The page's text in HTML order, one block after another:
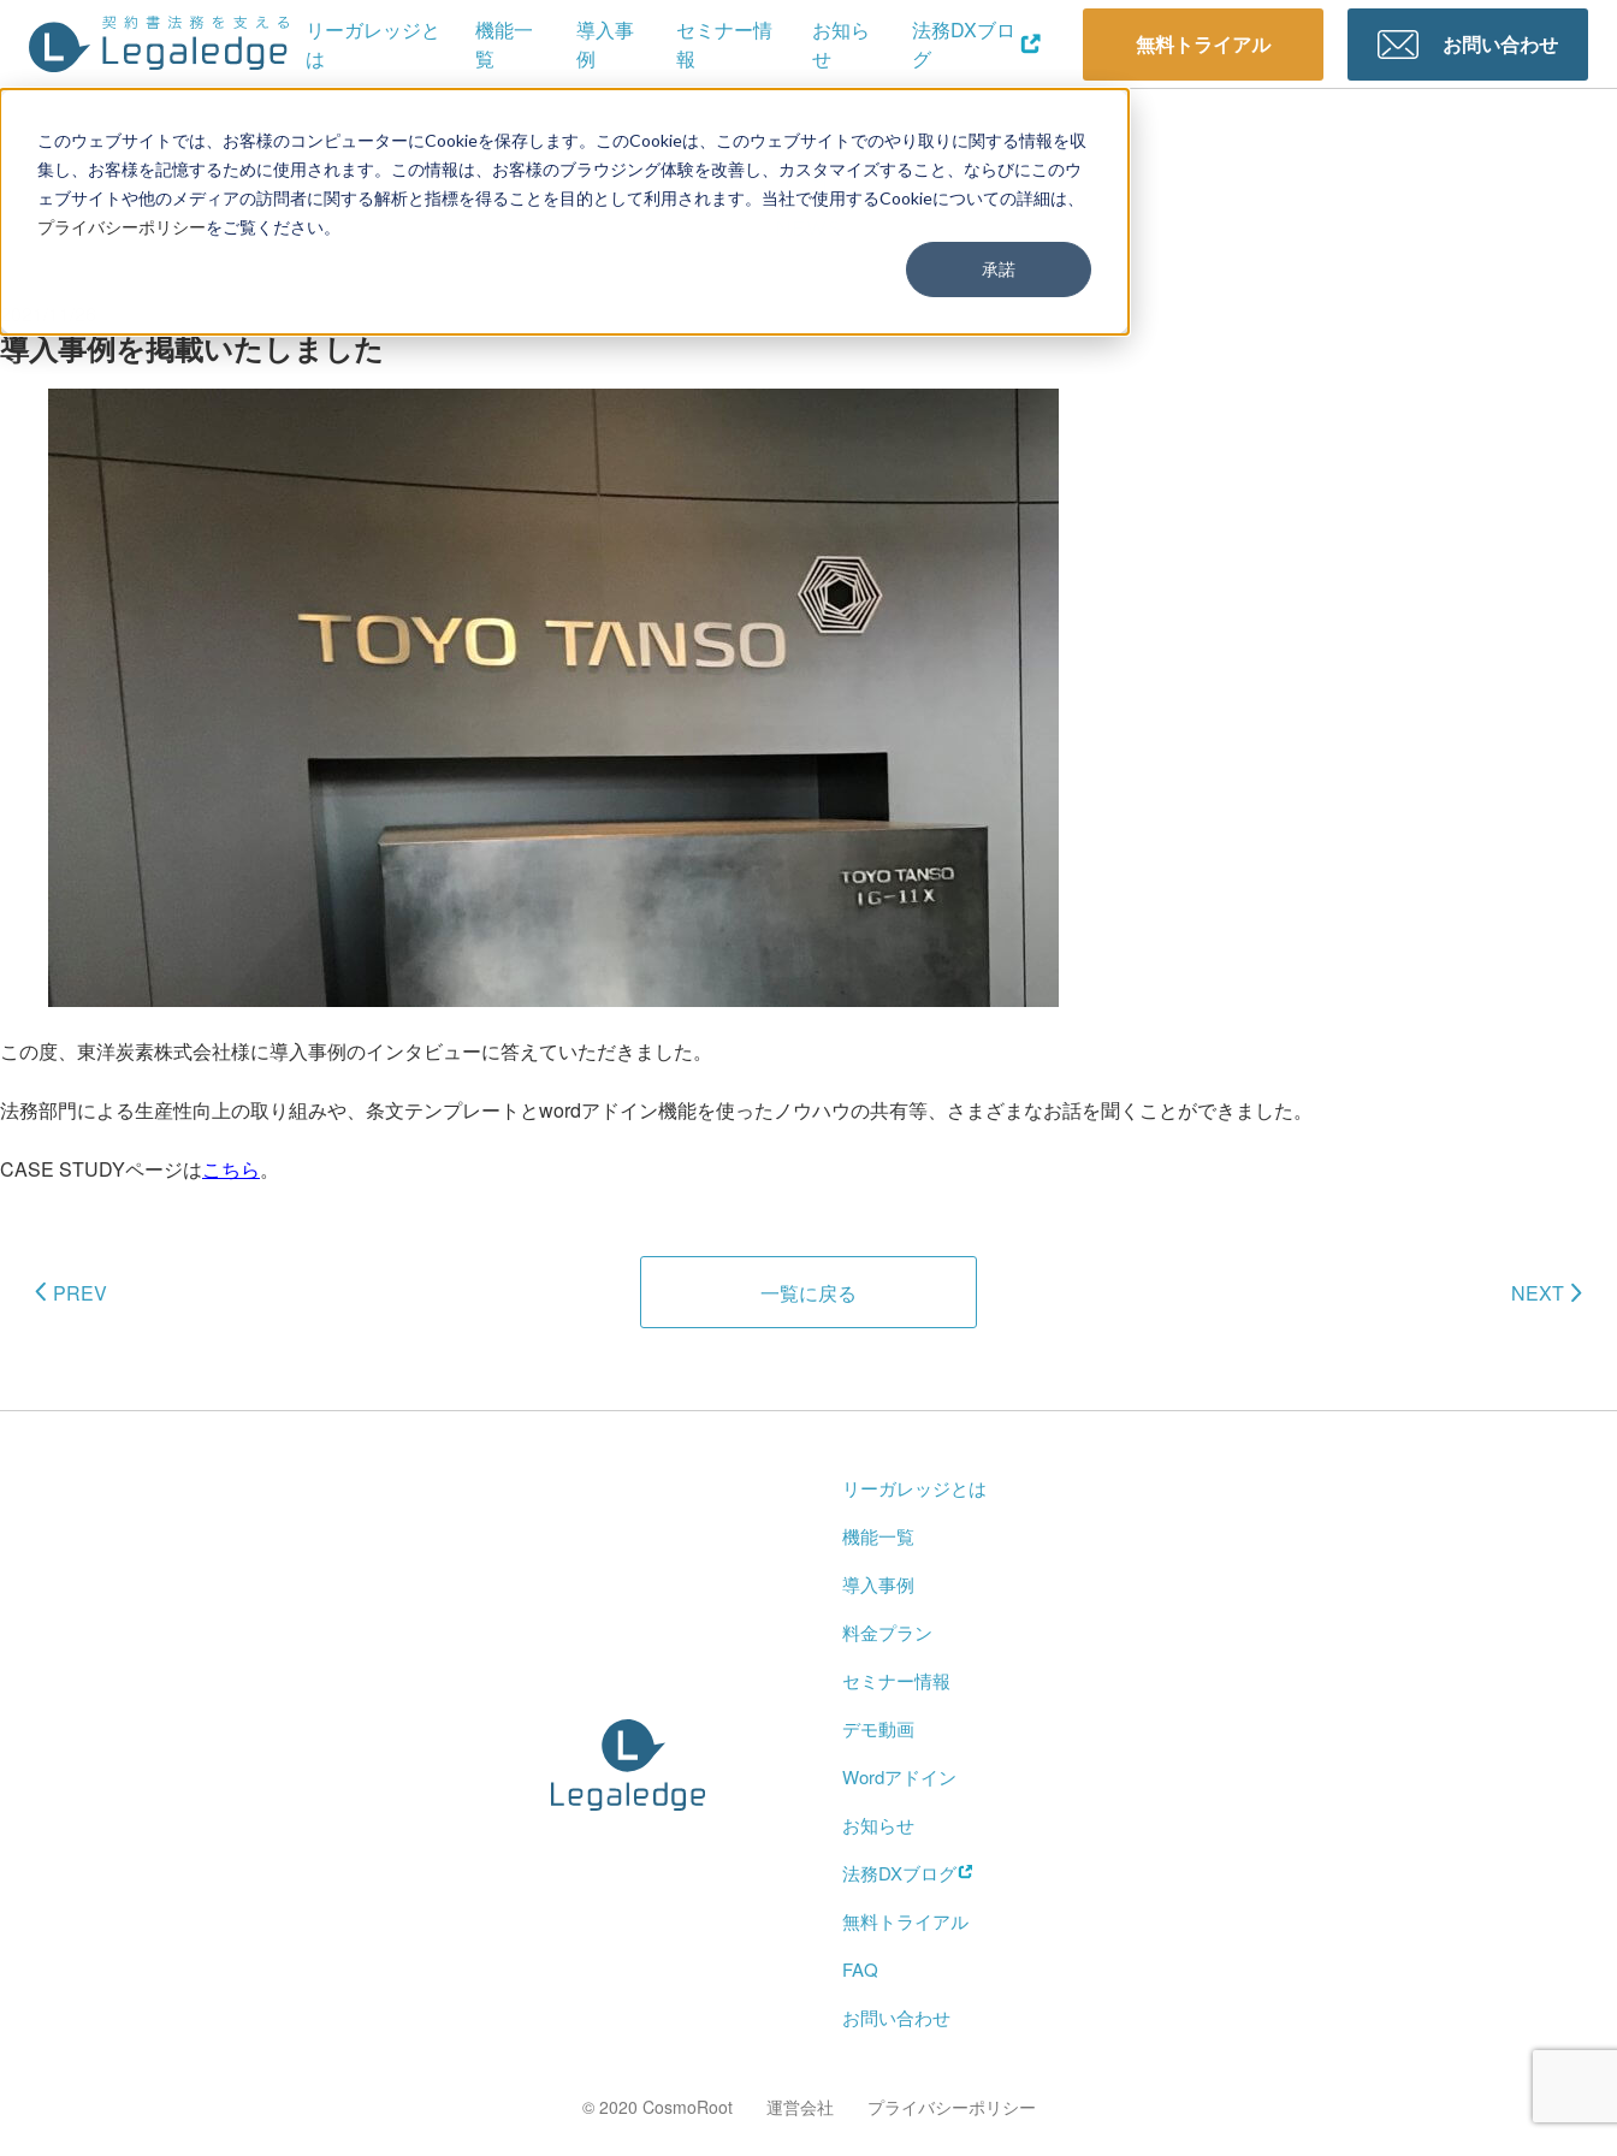
このウェブサイトでは、お客様のコンピューターにCookieを保存します。このCookieは、このウェブサイトでのやり取りに関する情報を収
集し、お客様を記憶するために使用されます。この情報は、お客様のブラウジング体験を改善し、カスタマイズすること、ならびにこのウ
ェブサイトや他のメディアの訪問者に関する解析と指標を得ることを目的として利用されます。当社で使用するCookieについての詳細は、
プライバシーポリシーをご覧ください。
承諾
リーガレッジと
は
機能一
覧
導入事
例
セミナー情
報
お知ら
せ
法務DXブロ
グ
無料トライアル お問い合わせ
導入事例を掲載いたしました
この度、東洋炭素株式会社様に導入事例のインタビューに答えていただきました。
法務部門による生産性向上の取り組みや、条文テンプレートとwordアドイン機能を使ったノウハウの共有等、さまざまなお話を聞くことができました。
CASE STUDYページはこちら。
PREV 一覧に戻る NEXT
リーガレッジとは
機能一覧
導入事例
料金プラン
セミナー情報
デモ動画
Wordアドイン
お知らせ
法務DXブログ
無料トライアル
FAQ
お問い合わせ
© 2020 CosmoRoot 運営会社 プライバシーポリシー